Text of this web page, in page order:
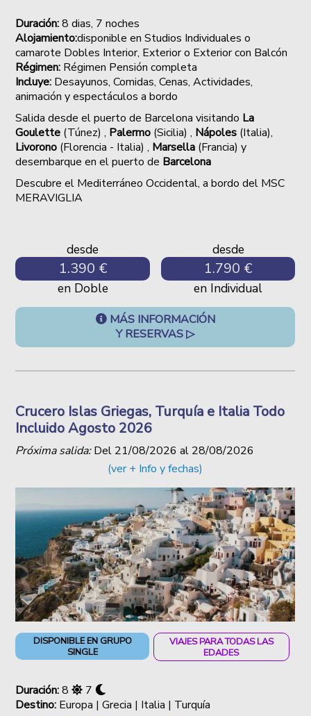
Duración:8 dias, 7 noches
Alojamiento:disponible en Studios Individuales o
camarote Dobles Interior, Exterior o Exterior con Balcón
Régimen: Régimen Pensión completa
Incluye: Desayunos, Comidas, Cenas, Actividades,
animación y espectáculos a bordo
Salida desde el puerto de Barcelona visitando La
Goulette (Túnez) , Palermo (Sicilia) , Nápoles (Italia),
Livorono (Florencia - Italia) , Marsella (Francia) y
desembarque en el puerto de Barcelona
Descubre el Mediterráneo Occidental, a bordo del MSC
MERAVIGLIA
desde
1.390 €
en Doble
desde
1.790 €
en Individual
MÁS INFORMACIÓN
Y RESERVAS ▷
Crucero Islas Griegas, Turquía e Italia Todo
Incluido Agosto 2026
Próxima salida:Del 21/08/2026 al 28/08/2026
(ver + Info y fechas)
DISPONIBLE EN GRUPO
SINGLE
VIAJES PARA TODAS LAS
EDADES
Duración:8
7
Destino: Europa | Grecia | Italia | Turquía